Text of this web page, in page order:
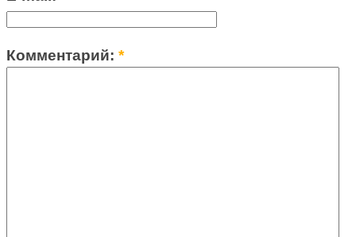
Комментарий:*